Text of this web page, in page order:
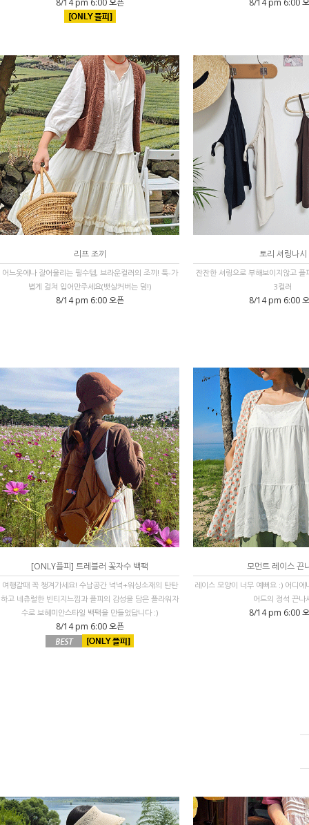
8/14 pm 6:00 오픈 8/14 pm 6:00
리프 조끼
어느옷에나 잘어울리는 필수템, 브라운컬러의 조끼! 툭-가
볍게 걸쳐 입어만주세요(뱃살커버는 덤!)
8/14 pm 6:00 오픈
토리 셔링나시
잔잔한 셔링으로 부해보이지않고 플
3컬러
8/14 pm 6:00
[ONLY플피] 트레블러 꽃자수 백팩
여행갈때 꼭 챙겨가세요! 수납공간 넉넉+워싱소재의 탄탄
하고 네츄럴한 빈티지느낌과 플피의 감성을 담은 플라워자
수로 보헤미안스타일 백팩을 만들었답니다 :)
8/14 pm 6:00 오픈
모먼트 레이스 끈
레이스 모양이 너무 예뻐요 :) 어디에
어드의 정석 끈나
8/14 pm 6:00